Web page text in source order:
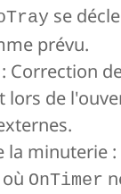
se
prévu.
Correction
lors de
la minuterie
OnTimer